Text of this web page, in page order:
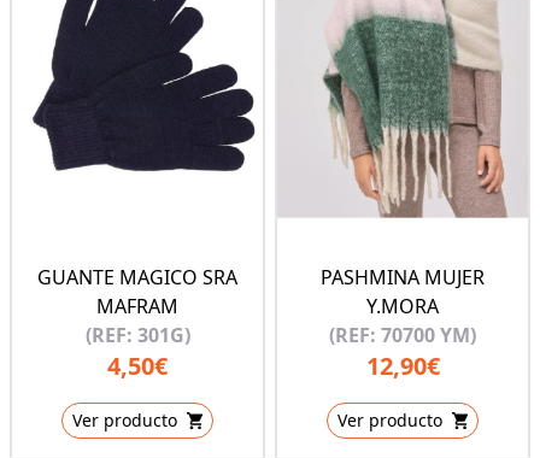
GUANTE MAGICO SRA
MAFRAM
(REF: 301G)
4,50€
Ver producto
PASHMINA MUJER
Y.MORA
(REF: 70700 YM)
12,90€
Ver producto